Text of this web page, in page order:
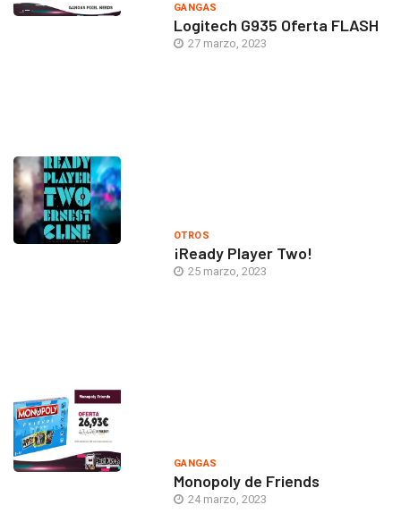
GANGAS
Logitech G935 Oferta FLASH
27 marzo, 2023
OTROS
¡Ready Player Two!
25 marzo, 2023
GANGAS
Monopoly de Friends
24 marzo, 2023